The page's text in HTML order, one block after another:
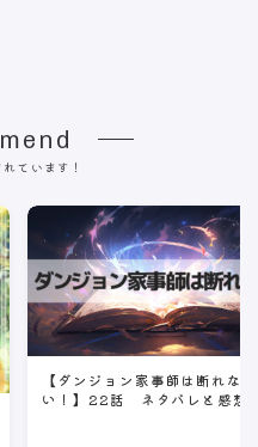
ています！
【ダンジョン家事師は断れな
い！】22話 ネタバレと感想